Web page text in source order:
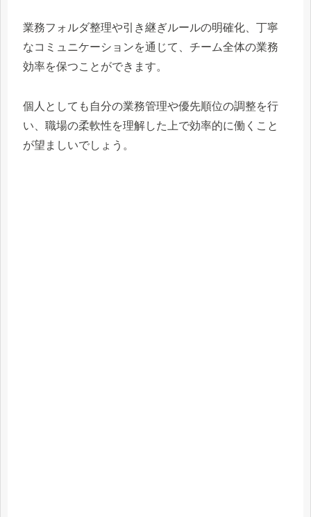
業務フォルダ整理や引き継ぎルールの明確化、丁寧
なコミュニケーションを通じて、チーム全体の業務
効率を保つことができます。
個人としても自分の業務管理や優先順位の調整を行
い、職場の柔軟性を理解した上で効率的に働くこと
が望ましいでしょう。